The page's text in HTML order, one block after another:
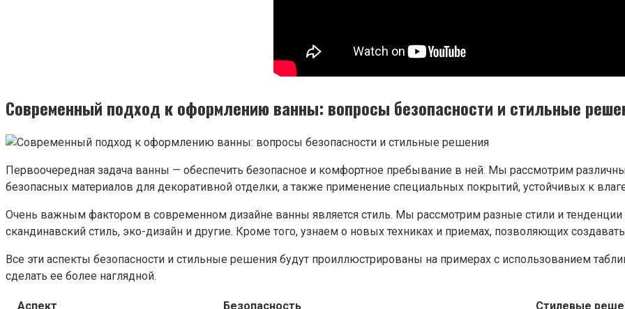
Современный подход к оформлению ванны: вопросы безопасности и стильные
Первоочередная задача ванны — обеспечить безопасное и комфортное пребывание в ней. Мы рассмотрим
безопасных материалов для декоративной отделки, а также применение специальных покрытий, устойчивых к
Очень важным фактором в современном дизайне ванны является стиль. Мы рассмотрим разные стили и
скандинавский стиль, эко-дизайн и другие. Кроме того, узнаем о новых техниках и приемах, позволяющих
Все эти аспекты безопасности и стильные решения будут проиллюстрированы на примерах с использованием
сделать ее более наглядной.
Аспект Безопасность
Стилевые